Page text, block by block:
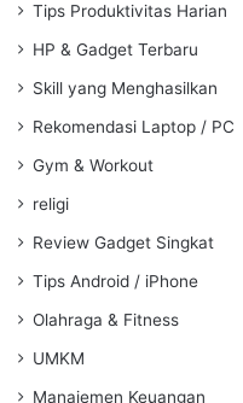
Tips Produktivitas Harian
HP & Gadget Terbaru
Skill yang Menghasilkan
Rekomendasi Laptop / PC
Gym & Workout
religi
Review Gadget Singkat
Tips Android / iPhone
Olahraga & Fitness
UMKM
Manajemen Keuangan